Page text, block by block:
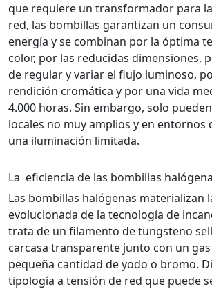
que requiere un transformador para
red, las bombillas garantizan un
energía y se combinan por la óptima
color, por las reducidas dimensiones,
de regular y variar el flujo luminoso,
rendición cromática y por una vida
4.000 horas. Sin embargo, solo
locales no muy amplios y en entornos
una iluminación limitada.
La eficiencia de las bombillas
Las bombillas halógenas materializan
evolucionada de la tecnología de
trata de un filamento de tungsteno
carcasa transparente junto con un
pequeña cantidad de yodo o bromo.
tipología a tensión de red que puede